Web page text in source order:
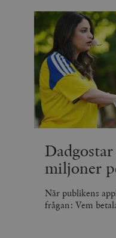
miljoner
När publikens
frågan: Vem